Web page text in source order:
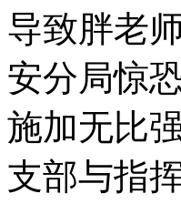
导致胖老
安分局惊
施加无比
支部与指